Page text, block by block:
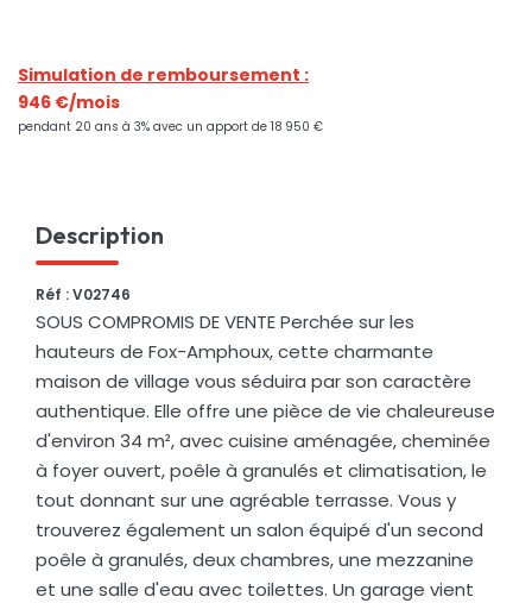
Simulation de remboursement :
946 €/mois
pendant 20 ans à 3% avec un apport de 18 950 €
Description
Réf : V02746
SOUS COMPROMIS DE VENTE Perchée sur les
hauteurs de Fox-Amphoux, cette charmante
maison de village vous séduira par son caractère
authentique. Elle offre une pièce de vie chaleureuse
d'environ 34 m², avec cuisine aménagée, cheminée
à foyer ouvert, poêle à granulés et climatisation, le
tout donnant sur une agréable terrasse. Vous y
trouverez également un salon équipé d'un second
poêle à granulés, deux chambres, une mezzanine
et une salle d'eau avec toilettes. Un garage vient